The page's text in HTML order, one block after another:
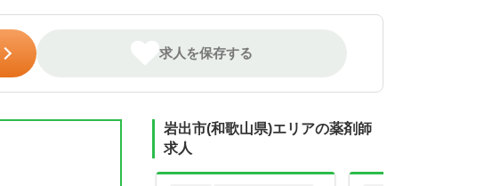
求人を保存する
岩出市(和歌山県)エリアの薬剤師
求人